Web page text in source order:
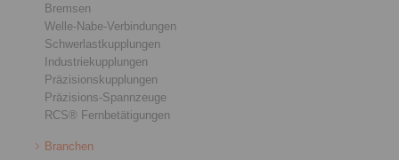
Bremsen
Welle-Nabe-Verbindungen
Schwerlastkupplungen
Industriekupplungen
Präzisionskupplungen
Präzisions-Spannzeuge
RCS® Fernbetätigungen
Branchen